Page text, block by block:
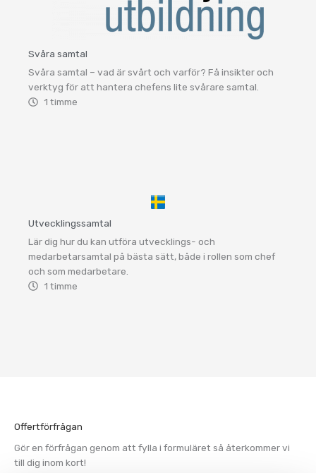
Svåra samtal
Svåra samtal – vad är svårt och varför? Få insikter och
verktyg för att hantera chefens lite svårare samtal.
1 timme
Utvecklingssamtal
Lär dig hur du kan utföra utvecklings- och
medarbetarsamtal på bästa sätt, både i rollen som chef
och som medarbetare.
1 timme
Offertförfrågan
Gör en förfrågan genom att fylla i formuläret så återkommer vi
till dig inom kort!